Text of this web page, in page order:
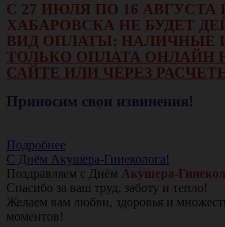
С 27 ИЮЛЯ ПО 16 АВГУСТА
ХАБАРОВСКА НЕ БУДЕТ
ВИД ОПЛАТЫ: НАЛИЧНЫЕ
ТОЛЬКО ОПЛАТА ОНЛАЙН
САЙТЕ ИЛИ ЧЕРЕЗ
Приносим свои извинения!
Подробнее
С Днём Акушера-Гинеколога!
Поздравляем с Днём Акушера-
Спасибо за ваш труд, заботу и тепло!
Желаем вам любви, здоровья и
моментов!